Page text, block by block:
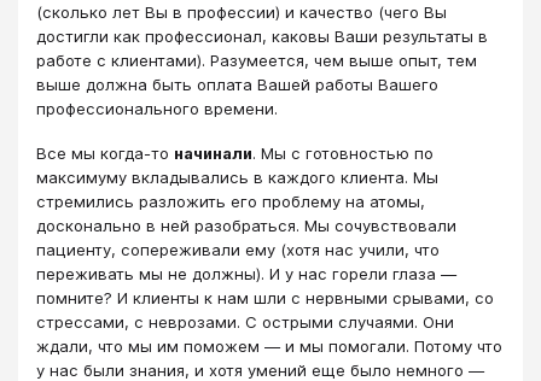
(сколько лет Вы в профессии) и качество (чего Вы
достигли как профессионал, каковы Ваши результаты в
работе с клиентами). Разумеется, чем выше опыт, тем
выше должна быть оплата Вашей работы Вашего
профессионального времени.
Все мы когда-то начинали. Мы с готовностью по
максимуму вкладывались в каждого клиента. Мы
стремились разложить его проблему на атомы,
досконально в ней разобраться. Мы сочувствовали
пациенту, сопереживали ему (хотя нас учили, что
переживать мы не должны). И у нас горели глаза ―
помните? И клиенты к нам шли с нервными срывами, со
стрессами, с неврозами. С острыми случаями. Они
ждали, что мы им поможем ― и мы помогали. Потому что
у нас были знания, и хотя умений еще было немного ―